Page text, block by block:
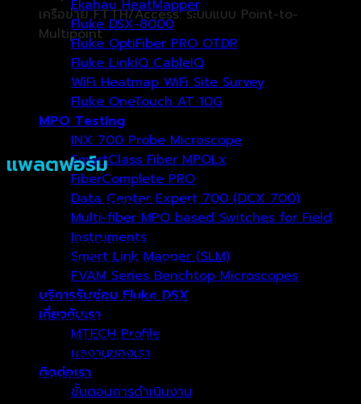
Ekahau HeatMapper
Fluke DSX-8000
Fluke OptiFiber PRO OTDR
Fluke LinkIQ CableIQ
WiFi Heatmap WiFi Site Survey
Fluke OneTouch AT 10G
MPO Testing
INX 700 Probe Microscope
SmartClass Fiber MPOLx
FiberComplete PRO
Data Center Expert 700 (DCX 700)
Multi-fiber MPO based Switches for Field
Instruments
Smart Link Mapper (SLM)
FVAM Series Benchtop Microscopes
บริการรับซ่อม Fluke DSX
เกี่ยวกับเรา
MTECH Profile
ผลงานของเรา
ติดต่อเรา
ขั้นตอนการดำเนินงาน
เครือข่าย FTTH/Access: ระบบแบบ Point-to-
Multipoint
แพลตฟอร์ม
OneAdvisor 800 Fiber Platform
แพลตฟอร์มสำหรับการติดตั้ง การเปิดใช้งาน และการแก้ไข
ปัญหาเครือข่ายไฟเบอร์ออปติก
OneAdvisor 800 Fiber Platform คือแพลตฟอร์ม
อเนกประสงค์ที่ออกแบบมาเพื่อรองรับงานด้านเครือข่ายไฟเบอร์
ออปติกแบบครบวงจร ตั้งแต่การติดตั้ง (Installation) การเปิด
ใช้งานระบบ (Turn-Up) ไปจนถึงการวิเคราะห์และแก้ไขปัญหา
(Troubleshooting)